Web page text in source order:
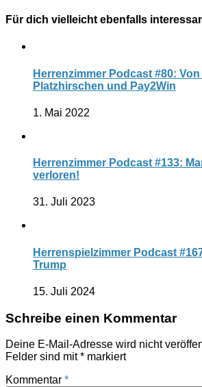
Für dich vielleicht ebenfalls
Herrenzimmer Podcast #80: Von
Platzhirschen und Pay2Win
1. Mai 2022
Herrenzimmer Podcast #133:
verloren!
31. Juli 2023
Herrenspielzimmer Podcast
Trump
15. Juli 2024
Schreibe einen Kommentar
Deine E-Mail-Adresse wird nicht
Felder sind mit* markiert
Kommentar *